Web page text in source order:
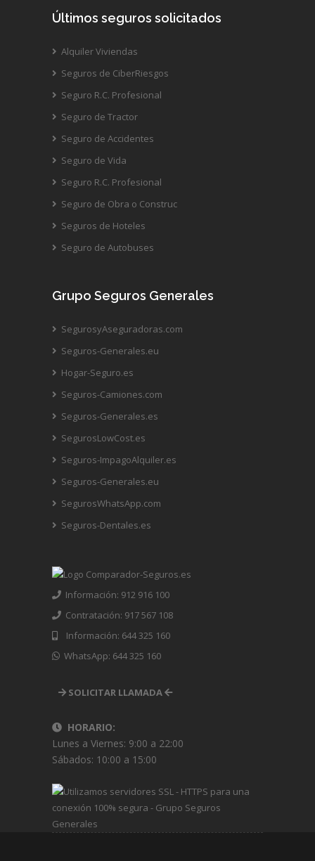
Últimos seguros solicitados
Alquiler Viviendas
Seguros de CiberRiesgos
Seguro R.C. Profesional
Seguro de Tractor
Seguro de Accidentes
Seguro de Vida
Seguro R.C. Profesional
Seguro de Obra o Construc
Seguros de Hoteles
Seguro de Autobuses
Grupo Seguros Generales
SegurosyAseguradoras.com
Seguros-Generales.eu
Hogar-Seguro.es
Seguros-Camiones.com
Seguros-Generales.es
SegurosLowCost.es
Seguros-ImpagoAlquiler.es
Seguros-Generales.eu
SegurosWhatsApp.com
Seguros-Dentales.es
Información: 912 916 100
Contratación: 917 567 108
Información: 644 325 160
WhatsApp: 644 325 160
SOLICITAR LLAMADA
HORARIO:
Lunes a Viernes: 9:00 a 22:00
Sábados: 10:00 a 15:00